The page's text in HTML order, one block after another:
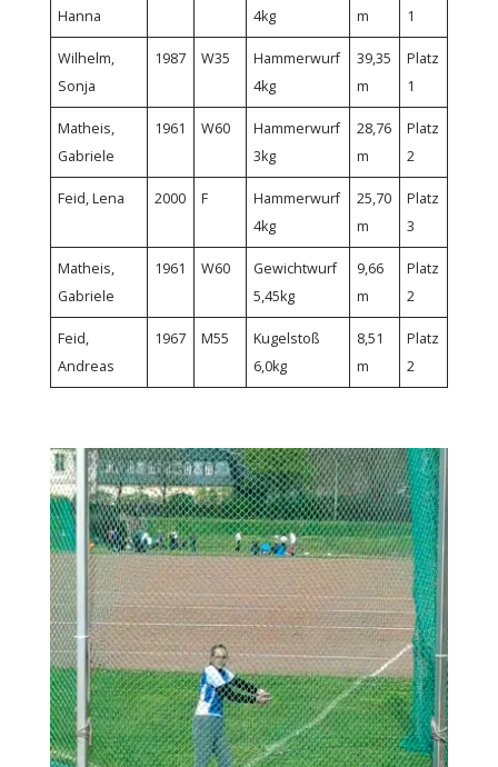
Hanna
4kg
m
1
Wilhelm,
Sonja
1987 W35
Hammerwurf
4kg
39,35
m
Platz
1
Matheis,
Gabriele
1961 W60
Hammerwurf
3kg
28,76
m
Platz
2
Feid, Lena 2000 F
Hammerwurf
4kg
25,70
m
Platz
3
Matheis,
Gabriele
1961 W60
Gewichtwurf
5,45kg
9,66
m
Platz
2
Feid,
Andreas
1967 M55
Kugelstoß
6,0kg
8,51
m
Platz
2